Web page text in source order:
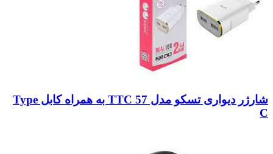
شارژر دیواری تسکو مدل TTC 57 به همراه کابل Type
C